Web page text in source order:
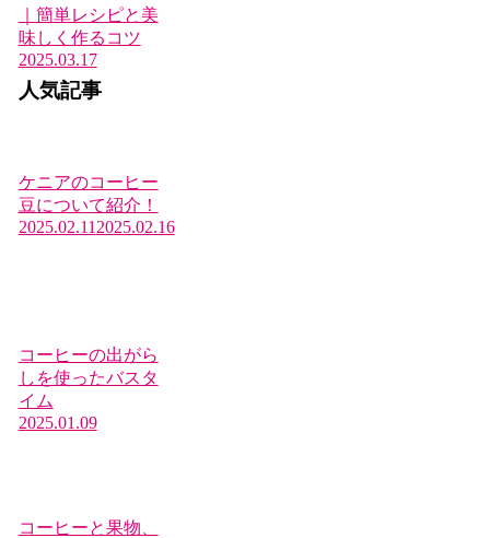
｜簡単レシピと美
味しく作るコツ
2025.03.17
人気記事
ケニアのコーヒー
豆について紹介！
2025.02.11 2025.02.16
コーヒーの出がら
しを使ったバスタ
イム
2025.01.09
コーヒーと果物、